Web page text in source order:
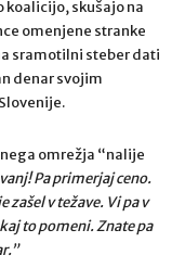
koalicijo, skušajo na
omenjene stranke
sramotilni steber dati
denar svojim
omrežja “nalije
Pa primerjaj ceno.
zašel v težave. Vi pa v
to pomeni. Znate pa